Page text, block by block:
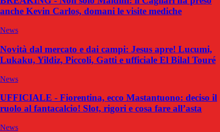
anche Kevin Carlos, domani le visite mediche
News
Novità dal mercato e dai campi: Jesus apre! Lucumi,
Lukaku, Yildiz, Piccoli, Gatti e ufficiale El Bilal Touré
News
UFFICIALE - Fiorentina, ecco Mastantuono: deciso il
ruolo al fantacalcio! Slot, rigori e cosa fare all’asta
News